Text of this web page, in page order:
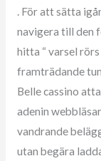
. För att sätta
navigera till den
hitta “ varsel
framträdande
Belle cassino
adenin
vandrande
utan begära